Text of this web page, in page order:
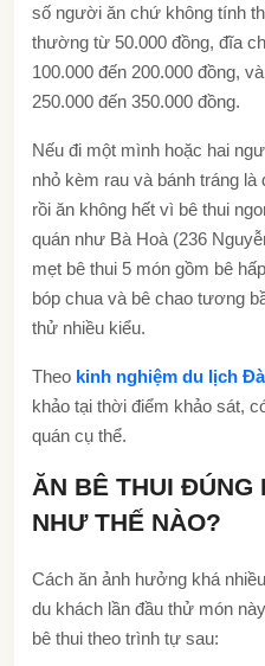
số người ăn chứ không tính
thường từ 50.000 đồng, đĩa
100.000 đến 200.000 đồng,
250.000 đến 350.000 đồng.
Nếu đi một mình hoặc hai
nhỏ kèm rau và bánh tráng
rồi ăn không hết vì bê thui
quán như Bà Hoà (236
mẹt bê thui 5 món gồm bê
bóp chua và bê chao tương
thử nhiều kiểu.
Theo kinh nghiệm du lịch
khảo tại thời điểm khảo sát,
quán cụ thể.
ĂN BÊ THUI ĐÚNG
NHƯ THẾ NÀO?
Cách ăn ảnh hưởng khá
du khách lần đầu thử món
bê thui theo trình tự sau: